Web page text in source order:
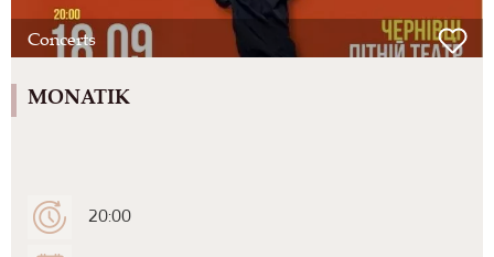
Concerts
MONATIK
20:00